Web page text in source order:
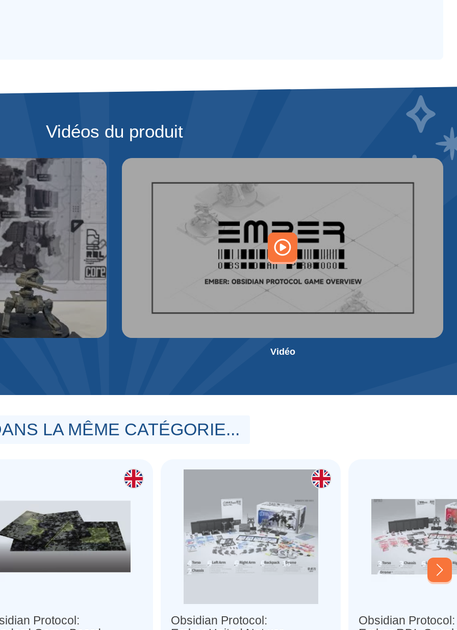
Vidéos du produit
Vidéo
LA MÊME CATÉGORIE...
Protocol:
Obsidian Protocol:
Obsidian Protocol: